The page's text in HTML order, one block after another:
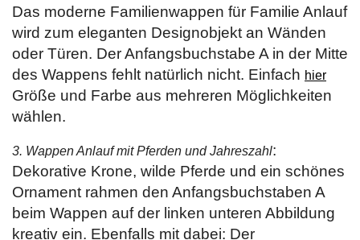
Das moderne Familienwappen für Familie Anlauf
wird zum eleganten Designobjekt an Wänden
oder Türen. Der Anfangsbuchstabe A in der Mitte
des Wappens fehlt natürlich nicht. Einfach hier
Größe und Farbe aus mehreren Möglichkeiten
wählen.
3. Wappen Anlauf mit Pferden und Jahreszahl:
Dekorative Krone, wilde Pferde und ein schönes
Ornament rahmen den Anfangsbuchstaben A
beim Wappen auf der linken unteren Abbildung
kreativ ein. Ebenfalls mit dabei: Der